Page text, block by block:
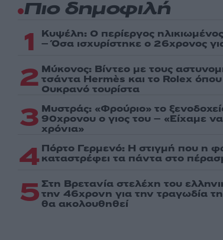
Πιο δημοφιλή
1 Κυψέλη: Ο περίεργος
– Όσα ισχυρίστηκε ο 26χρονος
2 Μύκονος: Βίντεο με τους
τσάντα Hermès και το Rolex
Ουκρανό τουρίστα
3 Μυστράς: «Φρούριο» το
90χρονου ο γιος του – «Είχαμε
χρόνια»
4 Πόρτο Γερμενό: Η στιγμή που η
καταστρέφει τα πάντα στο
5 Στη Βρετανία στελέχη του
την 46χρονη για την τραγωδία
θα ακολουθηθεί